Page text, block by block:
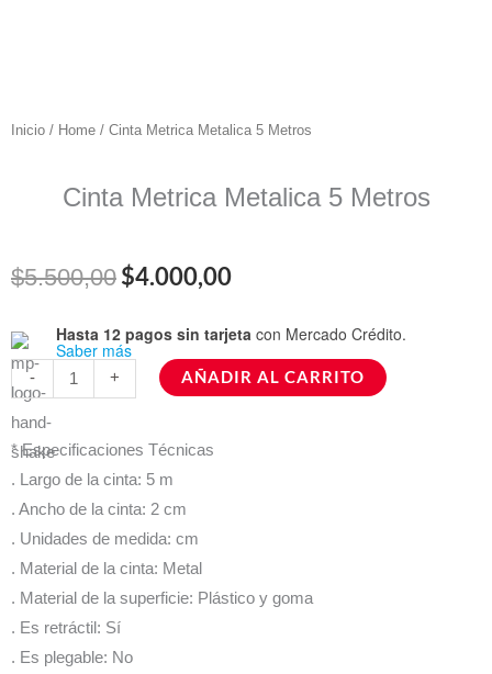
Inicio / Home / Cinta Metrica Metalica 5 Metros
Cinta Metrica Metalica 5 Metros
$5.500,00 El
original
era:
$5.500,00.
$4.000,00El
actual
es:
Hasta 12 pagos sin tarjeta con Mercado Crédito.
Saber más
-
Cinta
Metrica
Metalica
5
Metros
cantidad
+ AÑADIR AL CARRITO
* Especificaciones Técnicas
. Largo de la cinta: 5 m
. Ancho de la cinta: 2 cm
. Unidades de medida: cm
. Material de la cinta: Metal
. Material de la superficie: Plástico y goma
. Es retráctil: Sí
. Es plegable: No